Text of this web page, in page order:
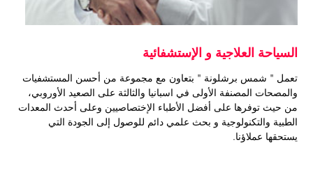
السياحة العلاجية و الإستشفائية
تعمل " شمس برشلونة " بتعاون مع مجموعة من أحسن المستشفيات
والمصحات المصنفة الأولى في اسبانيا والثالثة على الصعيد الأوروبي،
من حيث توفرها على أفضل الأطباء الإختصاصيين وعلى أحدث المعدات
الطبية والتكنولوجية و بحث علمي دائم للوصول إلى الجودة التي
يستحقها عملاؤنا.